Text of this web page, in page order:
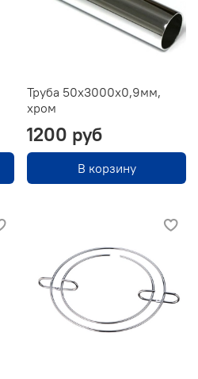
Труба 50х3000х0,9мм,
хром
1200 руб
В корзину